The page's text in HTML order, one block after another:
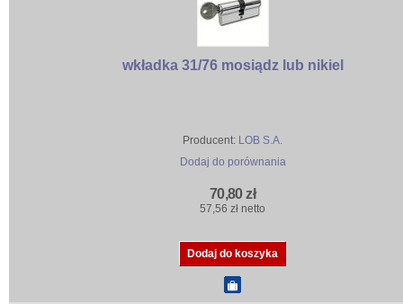
wkładka 31/76 mosiądz lub nikiel
Producent: LOB S.A.
Dodaj do porównania
70,80 zł
57,56 zł netto